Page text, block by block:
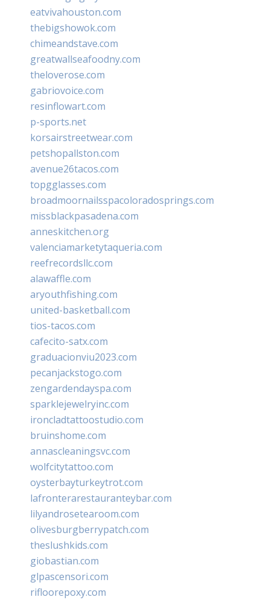
eatvivahouston.com
thebigshowok.com
chimeandstave.com
greatwallseafoodny.com
theloverose.com
gabriovoice.com
resinflowart.com
p-sports.net
korsairstreetwear.com
petshopallston.com
avenue26tacos.com
topgglasses.com
broadmoornailsspacoloradosprings.com
missblackpasadena.com
anneskitchen.org
valenciamarketytaqueria.com
reefrecordsllc.com
alawaffle.com
aryouthfishing.com
united-basketball.com
tios-tacos.com
cafecito-satx.com
graduacionviu2023.com
pecanjackstogo.com
zengardendayspa.com
sparklejewelryinc.com
ironcladtattoostudio.com
bruinshome.com
annascleaningsvc.com
wolfcitytattoo.com
oysterbayturkeytrot.com
lafronterarestauranteybar.com
lilyandrosetearoom.com
olivesburgberrypatch.com
theslushkids.com
giobastian.com
glpascensori.com
rifloorepoxy.com